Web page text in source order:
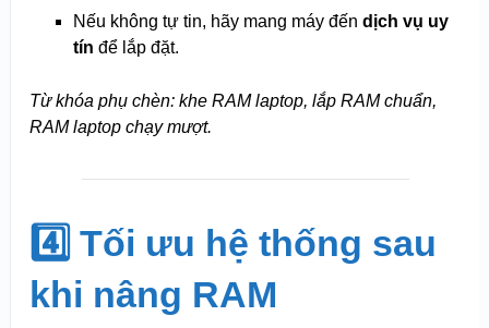
Nếu không tự tin, hãy mang máy đến dịch vụ uy
tín để lắp đặt.
Từ khóa phụ chèn: khe RAM laptop, lắp RAM chuẩn,
RAM laptop chạy mượt.
4️⃣ Tối ưu hệ thống sau
khi nâng RAM